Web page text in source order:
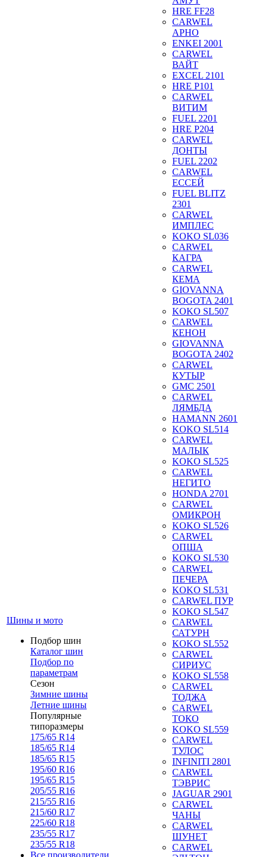
Шины и мото
Подбор шин
Каталог шин
Подбор по
параметрам
Сезон
Зимние шины
Летние шины
Популярные
типоразмеры
175/65 R14
185/65 R14
185/65 R15
195/60 R16
195/65 R15
205/55 R16
215/55 R16
215/60 R17
225/60 R18
235/55 R17
235/55 R18
Все производители
HRE FF28
CARWEL
АРНО
ENKEI 2001
CARWEL
ВАЙТ
EXCEL 2101
HRE P101
CARWEL
ВИТИМ
FUEL 2201
HRE P204
CARWEL
ДОНТЫ
FUEL 2202
CARWEL
ЕССЕЙ
FUEL BLITZ
2301
CARWEL
ИМПЛЕС
KOKO SL036
CARWEL
КАГРА
CARWEL
КЕМА
GIOVANNA
BOGOTA 2401
KOKO SL507
CARWEL
КЕНОН
GIOVANNA
BOGOTA 2402
CARWEL
КУТЫР
GMC 2501
CARWEL
ЛЯМБДА
HAMANN 2601
KOKO SL514
CARWEL
МАЛЫК
KOKO SL525
CARWEL
НЕГИТО
HONDA 2701
CARWEL
ОМИКРОН
KOKO SL526
CARWEL
ОПША
KOKO SL530
CARWEL
ПЕЧЕРА
KOKO SL531
CARWEL ПУР
KOKO SL547
CARWEL
САТУРН
KOKO SL552
CARWEL
СИРИУС
KOKO SL558
CARWEL
ТОДЖА
CARWEL
ТОКО
KOKO SL559
CARWEL
ТУЛОС
INFINITI 2801
CARWEL
ТЭВРИС
JAGUAR 2901
CARWEL
ЧАНЫ
CARWEL
ШУНЕТ
CARWEL